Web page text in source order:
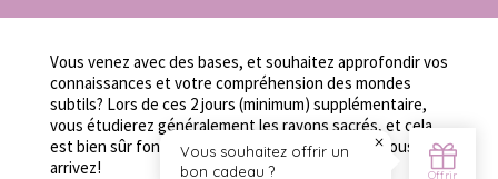
Vous venez avec des bases, et souhaitez approfondir vos
connaissances et votre compréhension des mondes
subtils? Lors de ces 2 jours (minimum) supplémentaire,
vous étudierez généralement les rayons sacrés, et cela
est bien sûr fonction des bases avec lesquelles vous
arrivez!